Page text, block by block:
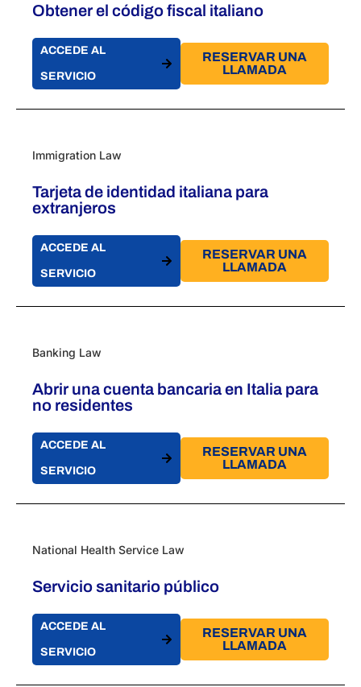
Obtener el código fiscal italiano
ACCEDE AL
SERVICIO
RESERVAR UNA
LLAMADA
Immigration Law
Tarjeta de identidad italiana para
extranjeros
ACCEDE AL
SERVICIO
RESERVAR UNA
LLAMADA
Banking Law
Abrir una cuenta bancaria en Italia para
no residentes
ACCEDE AL
SERVICIO
RESERVAR UNA
LLAMADA
National Health Service Law
Servicio sanitario público
ACCEDE AL
SERVICIO
RESERVAR UNA
LLAMADA